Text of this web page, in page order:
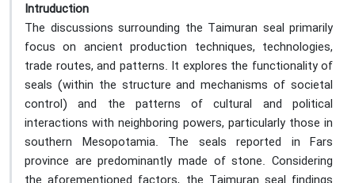
Intruduction
The discussions surrounding the Taimuran seal primarily
focus on ancient production techniques, technologies,
trade routes, and patterns. It explores the functionality of
seals (within the structure and mechanisms of societal
control) and the patterns of cultural and political
interactions with neighboring powers, particularly those in
southern Mesopotamia. The seals reported in Fars
province are predominantly made of stone. Considering